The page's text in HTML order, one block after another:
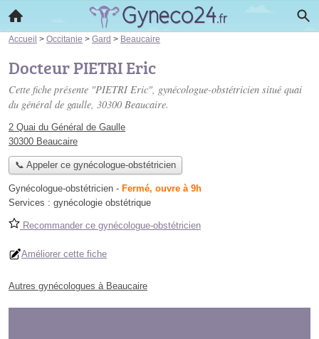
Accueil > Occitanie > Gard > Beaucaire
Docteur PIETRI Eric
Cette fiche présente "PIETRI Eric", gynécologue-obstétricien situé quai
du général de gaulle, 30300 Beaucaire.
2 Quai du Général de Gaulle
30300 Beaucaire
📞 Appeler ce gynécologue-obstétricien
Gynécologue-obstétricien - Fermé, ouvre à 9h
Services : gynécologie obstétrique
Recommander ce gynécologue-obstétricien
Améliorer cette fiche
Autres gynécologues à Beaucaire